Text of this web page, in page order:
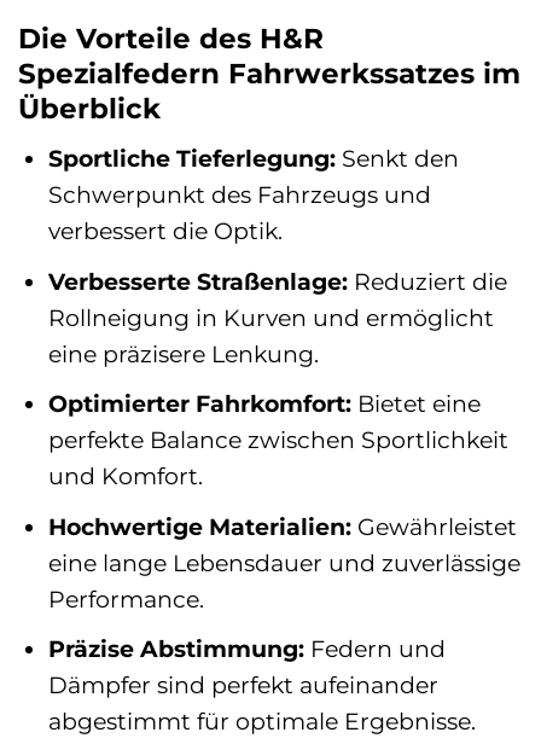
Die Vorteile des H&R
Spezialfedern Fahrwerkssatzes im
Überblick
Sportliche Tieferlegung:Senkt den
Schwerpunkt des Fahrzeugs und
verbessert die Optik.
Verbesserte Straßenlage:Reduziert die
Rollneigung in Kurven und ermöglicht
eine präzisere Lenkung.
Optimierter Fahrkomfort:Bietet eine
perfekte Balance zwischen Sportlichkeit
und Komfort.
Hochwertige Materialien:Gewährleistet
eine lange Lebensdauer und zuverlässige
Performance.
Präzise Abstimmung:Federn und
Dämpfer sind perfekt aufeinander
abgestimmt für optimale Ergebnisse.